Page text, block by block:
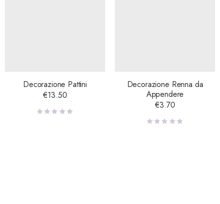
Decorazione Pattini
€13.50
Decorazione Renna da
Appendere
€3.70